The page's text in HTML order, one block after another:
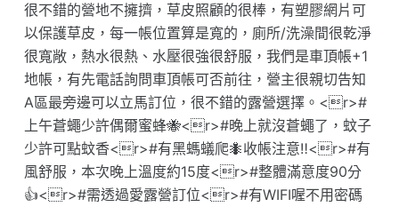
很不錯的營地不擁擠，草皮照顧的很棒，有塑膠網片可
以保護草皮，每一帳位置算是寬的，廁所/洗澡間很乾淨
很寬敞，熱水很熱、水壓很強很舒服，我們是車頂帳+1
地帳，有先電話詢問車頂帳可否前往，營主很親切告知
A區最旁邊可以立馬訂位，很不錯的露營選擇。<r>#
上午蒼蠅少許偶爾蜜蜂🐝<r>#晚上就沒蒼蠅了，蚊子
少許可點蚊香<r>#有黑螞蟻爬🐜收帳注意‼️<r>#有
風舒服，本次晚上溫度約15度<r>#整體滿意度90分
👍<r>#需透過愛露營訂位<r>#有WIFI喔不用密碼